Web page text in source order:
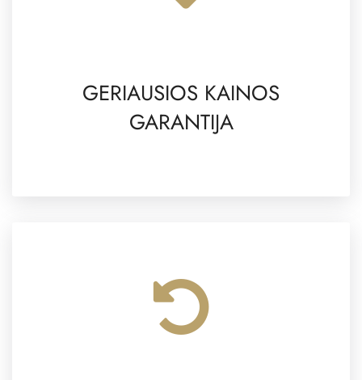
GERIAUSIOS KAINOS
GARANTIJA